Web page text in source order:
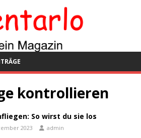
kontrollieren
So wirst du sie los
2023 admin